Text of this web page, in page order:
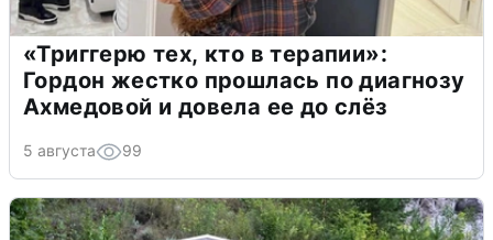
«Триггерю тех, кто в терапии»:
Гордон жестко прошлась по диагнозу
Ахмедовой и довела ее до слёз
5 августа 99